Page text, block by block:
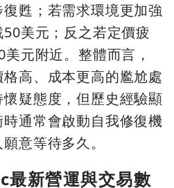
甦；若需求環境更加強
美元；反之若定價疲
元附近。整體而言，
高、成本更高的尷尬處
疑態度，但歷史經驗顯
通常會啟動自我修復機
意等待多久。
新營運與交易數